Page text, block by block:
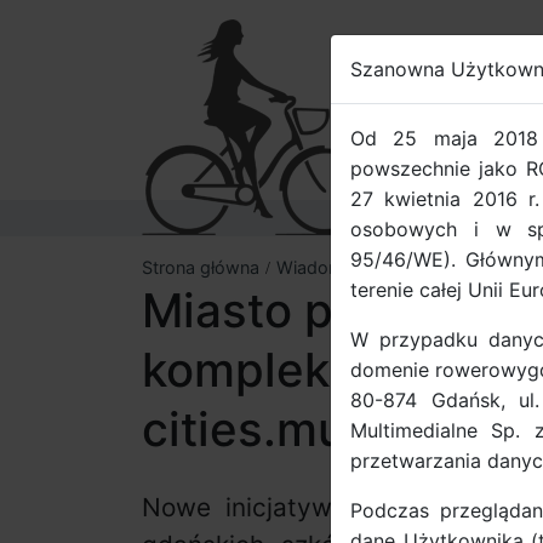
Strona główna Wiadomości
Miasto przyjazne
kompleksowe
cities.multimodal
Nowe inicjatywy promujące
Szanowna
Od 25 maja
powszechnie jako
27 kwietnia 2016
osobowych i w
95/46/WE).
terenie całej Unii
W przypadku
domenie
80-874 Gdańsk,
Multimedialne Sp.
przetwarzania
Podczas